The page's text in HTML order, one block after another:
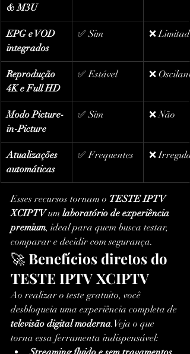
& M3U
EPG e VOD
integrados
✅ Sim ❌ Limitado
Reprodução
4K e Full HD
✅ Estável ❌ Oscilante
Modo Picture-
in-Picture
✅ Sim ❌ Não
Atualizações
automáticas
✅ Frequentes ❌
Esses recursos tornam o TESTE IPTV
XCIPTV um laboratório de experiência
premium, ideal para quem busca testar,
comparar e decidir com segurança.
🚀 Benefícios diretos do
TESTE IPTV XCIPTV
Ao realizar o teste gratuito, você
desbloqueia uma experiência completa de
televisão digital moderna.Veja o que
torna essa ferramenta indispensável: